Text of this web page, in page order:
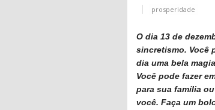
prosperidade
O dia 13 de
sincretismo. Você
dia uma bela
Você pode fazer
para sua família
você. Faça um